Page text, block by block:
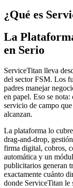
¿Qué es
La
en Serio
ServiceTitan lleva
del sector FSM. Los
padres manejar
en papel. Eso se
servicio de campo
alcanzan.
La plataforma lo
drag-and-drop,
firma digital, cobros,
automática y un
publicitarios generan
exactamente cuánto
donde ServiceTitan le